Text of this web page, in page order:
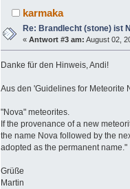
karmaka
Re: Brandlecht (stone) ist
«Antwort #3 am: August 02,
Danke für den Hinweis, Andi!
Aus den 'Guidelines for Meteorite
"Nova" meteorites.
If the provenance of a new
the name Nova followed by the
adopted as the permanent name."
Grüße
Martin